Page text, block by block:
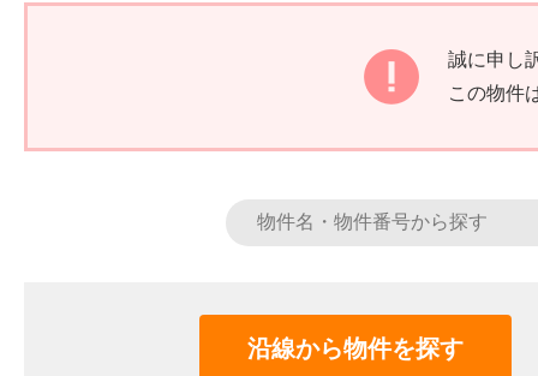
誠に申し
この物件
沿線から物件を探す